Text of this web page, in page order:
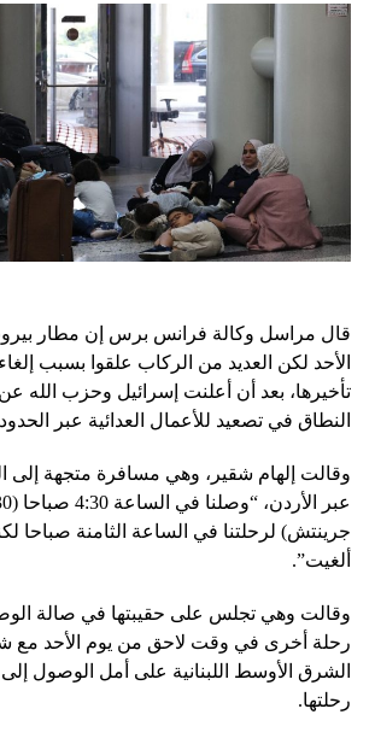
قال مراسل وكالة فرانس برس إن مطار
الأحد لكن العديد من الركاب علقوا بسبب
تأخيرها، بعد أن أعلنت إسرائيل وحزب الله
النطاق في تصعيد للأعمال العدائية عبر
وقالت إلهام شقير، وهي مسافرة متجهة إلى
جرينتش) لرحلتنا في الساعة الثامنة صباحا
ألغيت”.
وقالت وهي تجلس على حقيبتها في صالة
رحلة أخرى في وقت لاحق من يوم الأحد مع
الشرق الأوسط اللبنانية على أمل الوصول
رحلتها.